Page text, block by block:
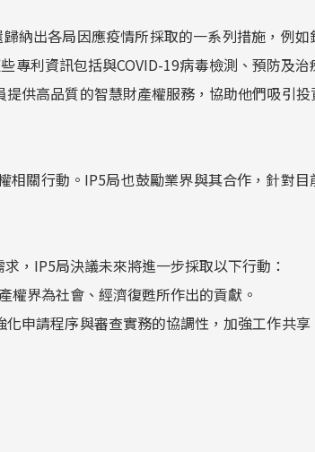
納出各局因應疫情所採取的一系列措施，例
專利資訊包括與COVID-19病毒檢測、預防及
供高品質的智慧財產權服務，協助他們吸引投
相關行動。IP5局也鼓勵業界與其合作，針對
，IP5局決議未來將進一步採取以下行動：
權界為社會、經濟復甦所作出的貢獻。
申請程序與審查實務的協調性，加強工作共享